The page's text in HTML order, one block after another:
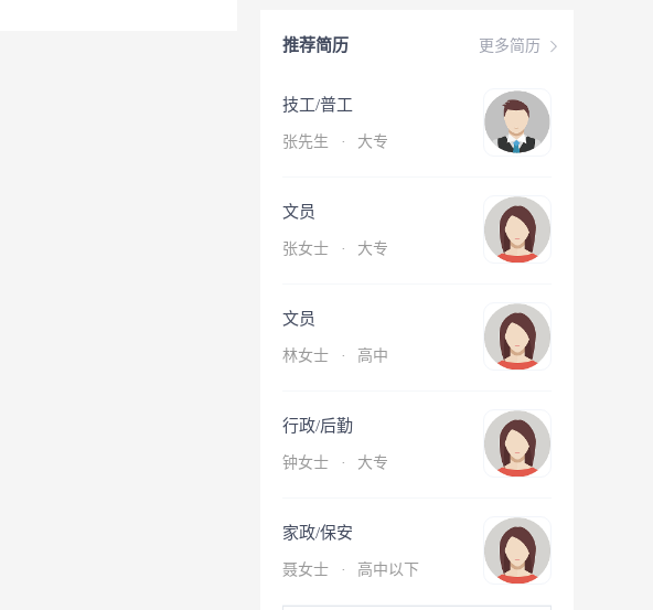
更多简历
推荐简历
技工/普工
张先生 · 大专
文员
张女士 · 大专
文员
林女士 · 高中
行政/后勤
钟女士 · 大专
家政/保安
聂女士 · 高中以下